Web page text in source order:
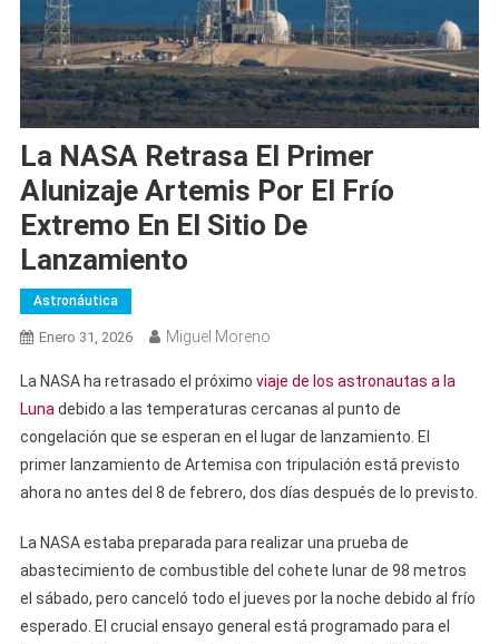
La NASA Retrasa El Primer
Alunizaje Artemis Por El Frío
Extremo En El Sitio De
Lanzamiento
Astronáutica
Enero 31, 2026 Miguel Moreno
La NASA ha retrasado el próximo viaje de los astronautas a la
Luna debido a las temperaturas cercanas al punto de
congelación que se esperan en el lugar de lanzamiento. El
primer lanzamiento de Artemisa con tripulación está previsto
ahora no antes del 8 de febrero, dos días después de lo previsto.
La NASA estaba preparada para realizar una prueba de
abastecimiento de combustible del cohete lunar de 98 metros
el sábado, pero canceló todo el jueves por la noche debido al frío
esperado. El crucial ensayo general está programado para el